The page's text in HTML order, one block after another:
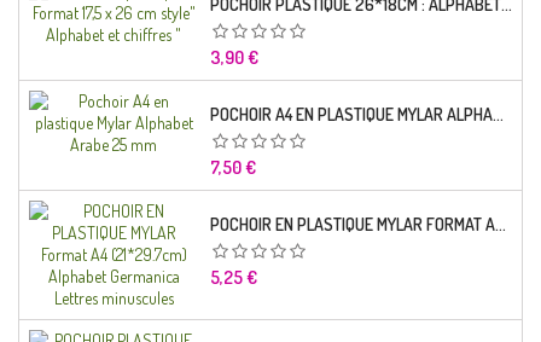
POCHOIR PLASTIQUE 26*18CM : ALPHABET (01)
Prix
3,90 €
POCHOIR A4 EN PLASTIQUE MYLAR ALPHABET ARABE 25 MM
Prix
7,50 €
POCHOIR EN PLASTIQUE MYLAR FORMAT A4 (21*29.7CM) ALPHABET GERMANICA LETTRES MINUSCULES
Prix
5,25 €